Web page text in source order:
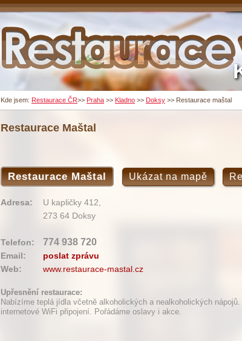
Kde jsem: Restaurace ČR>> Praha >> Kladno >> Doksy >> Restaurace maštal
Restaurace Maštal
Restaurace Maštal Ukázat na mapě
Adresa:
U kapličky 412,
273 64 Doksy
Telefon: 774 938 720
Email:
poslat zprávu
Web:
www.restaurace-mastal.cz
Upřesnění restaurace:
Nabízíme teplá jídla včetně alkoholických a nealkoholických
internetové WiFi připojení. Pořádáme oslavy i akce.